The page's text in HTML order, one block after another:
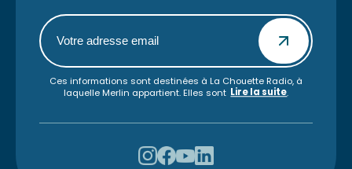
Ces informations sont destinées à La Chouette Radio, à
laquelle Merlin appartient. Elles sont Lire la suite.